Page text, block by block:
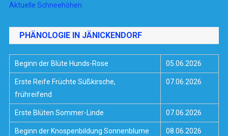
Aktuelle Schneehöhen
PHÄNOLOGIE IN JÄNICKENDORF
Beginn der Blüte Hunds-Rose 05.06.2026
Erste Reife Früchte Süßkirsche,
frühreifend
07.06.2026
Erste Blüten Sommer-Linde 07.06.2026
Beginn der Knospenbildung Sonnenblume 08.06.2026